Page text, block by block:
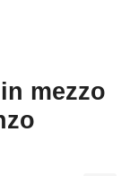
mezzo